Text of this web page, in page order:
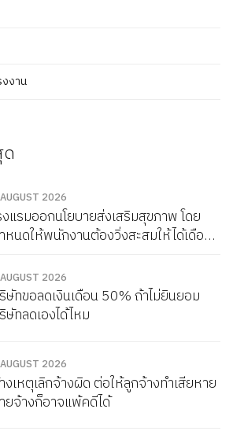
งาน
2026
งแรมออกนโยบายส่งเสริมสุขภาพ โดย
หนดให้พนักงานต้องวิ่งสะสมให้ได้เดือน
Charge แบบนี้ผิดกฎหมายไหม
2026
ษัทขอลดเงินเดือน 50% ถ้าไม่ยินยอม
ษัทลดเองได้ไหม
2026
งเหตุเลิกจ้างผิด ต่อให้ลูกจ้างทำเสียหาย
ยจ้างก็อาจแพ้คดีได้